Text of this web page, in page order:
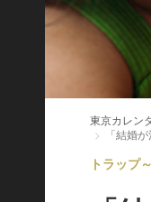
東京カレン
「結婚
トラップ